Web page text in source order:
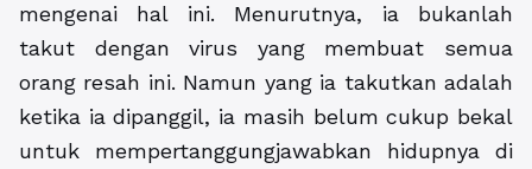
mengenai hal ini. Menurutnya, ia bukanlah
takut dengan virus yang membuat semua
orang resah ini. Namun yang ia takutkan adalah
ketika ia dipanggil, ia masih belum cukup bekal
untuk mempertanggungjawabkan hidupnya di